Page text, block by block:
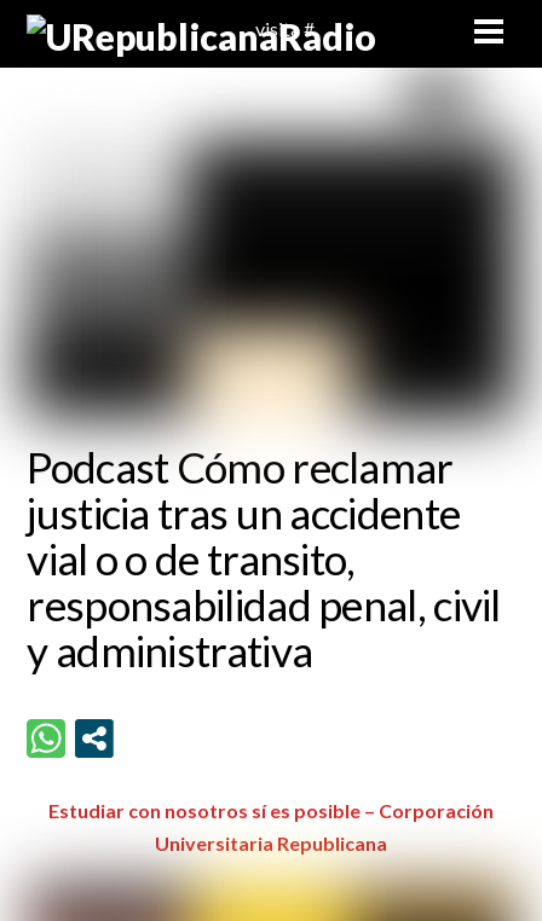
Skip
visita #
Podcast Cómo reclamar
justicia tras un accidente
vial o o de transito,
responsabilidad penal, civil
y administrativa
Estudiar con nosotros sí es posible – Corporación
Universitaria Republicana